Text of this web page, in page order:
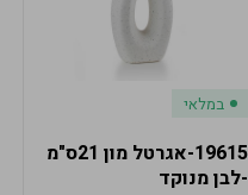
במלאי
19615-אגרטל מון 21ס"מ
-לבן מנוקד